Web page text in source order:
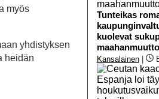
myös
yhdistyksen
heidän
Tunteikas
kuolevat
Kansalainen|